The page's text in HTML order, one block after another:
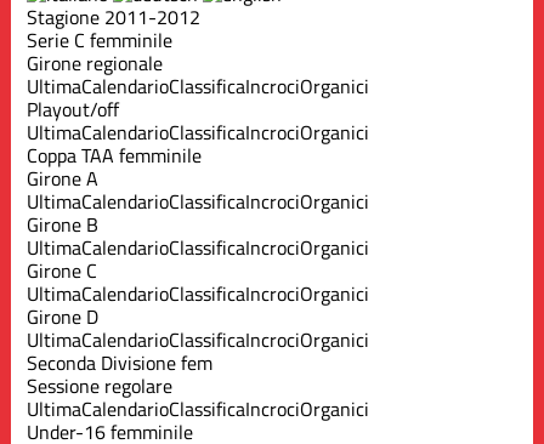
Stagione 2011-2012
Serie C femminile
Girone regionale
UltimaCalendarioClassificaIncrociOrganici
Playout/off
UltimaCalendarioClassificaIncrociOrganici
Coppa TAA femminile
Girone A
UltimaCalendarioClassificaIncrociOrganici
Girone B
UltimaCalendarioClassificaIncrociOrganici
Girone C
UltimaCalendarioClassificaIncrociOrganici
Girone D
UltimaCalendarioClassificaIncrociOrganici
Seconda Divisione fem
Sessione regolare
UltimaCalendarioClassificaIncrociOrganici
Under-16 femminile